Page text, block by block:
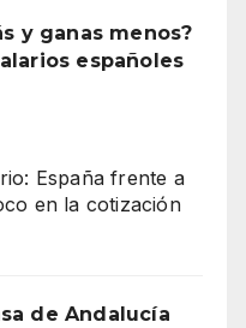
y ganas menos?
españoles
España frente a
en la cotización
de Andalucía